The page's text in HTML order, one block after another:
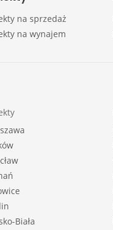
na sprzedaż
na wynajem
Biała